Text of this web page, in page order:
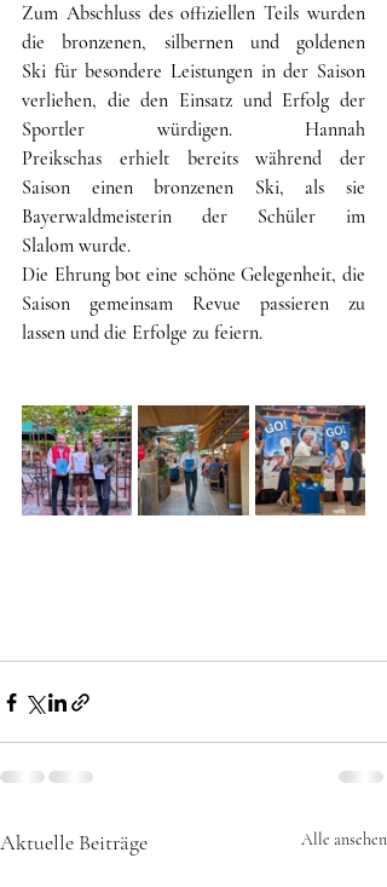
Zum Abschluss des offiziellen Teils wurden
die bronzenen, silbernen und goldenen
Ski für besondere Leistungen in der Saison
verliehen, die den Einsatz und Erfolg der
Sportler würdigen. Hannah
Preikschas erhielt bereits während der
Saison einen bronzenen Ski, als sie
Bayerwaldmeisterin der Schüler im
Slalom wurde.
Die Ehrung bot eine schöne Gelegenheit, die
Saison gemeinsam Revue passieren zu
lassen und die Erfolge zu feiern.
Aktuelle Beiträge Alle ansehen